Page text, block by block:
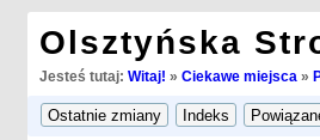
Olsztyńska
Jesteś tutaj: Witaj! » Ciekawe miejsca »